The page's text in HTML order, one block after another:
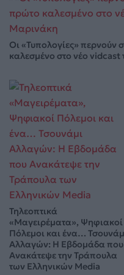
Οι «Τυπολογίες» περνούν
καλεσμένο στο νέο
Τηλεοπτικά
«Μαγειρέματα», Ψηφιακοί
Πόλεμοι και ένα…
Αλλαγών: Η Εβδομάδα που
Ανακάτεψε την Τράπουλα
των Ελληνικών Media